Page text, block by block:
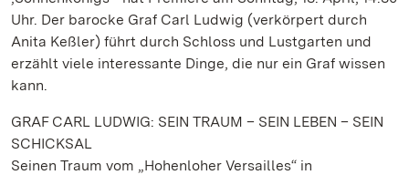
Uhr. Der barocke Graf Carl Ludwig (verkörpert durch
Anita Keßler) führt durch Schloss und Lustgarten und
erzählt viele interessante Dinge, die nur ein Graf wissen
kann.
GRAF CARL LUDWIG: SEIN TRAUM – SEIN LEBEN – SEIN
SCHICKSAL
Seinen Traum vom „Hohenloher Versailles“ in